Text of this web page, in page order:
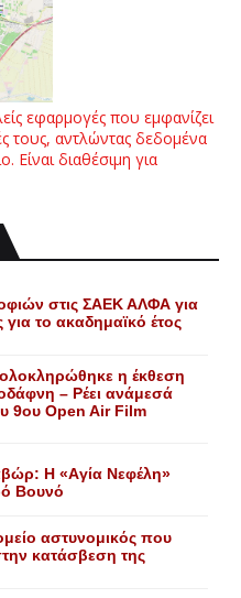
εφαρμογές που εμφανίζει
τους, αντλώντας δεδομένα
Είναι διαθέσιμη για
στις ΣΑΕΚ ΑΛΦΑ για
το ακαδημαϊκό έτος
η έκθεση
– Ρέει ανάμεσά
9ου Open Air Film
H «Aγία Nεφέλη»
Bουνό
αστυνομικός που
κατάσβεση της